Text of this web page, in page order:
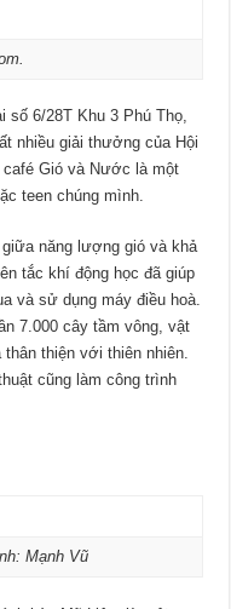
số 6/28T Khu 3 Phú Thọ,
nhiều giải thưởng của Hội
Gió và Nước là một
teen chúng mình.
năng lượng gió và khả
tắc khí động học đã giúp
và sử dụng máy điều hoà.
7.000 cây tầm vông, vật
thiện với thiên nhiên.
cũng làm công trình
Mạnh Vũ